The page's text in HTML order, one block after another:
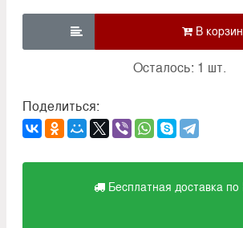

Осталось: 1 шт.
Поделиться:
Бесплатная доставка